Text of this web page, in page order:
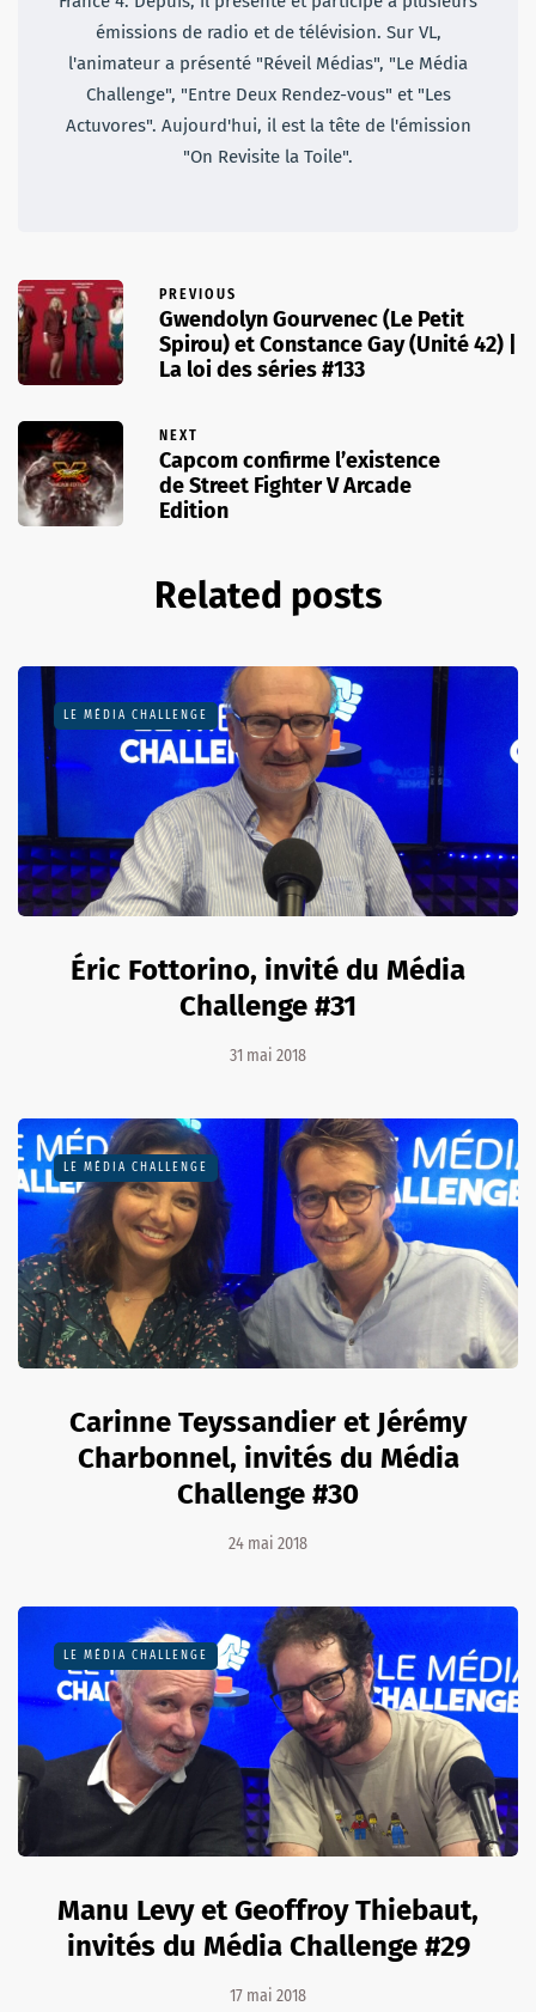
émissions de radio et de télévision. Sur VL,
l'animateur a présenté "Réveil Médias", "Le Média
Challenge", "Entre Deux Rendez-vous" et "Les
Actuvores". Aujourd'hui, il est la tête de l'émission
"On Revisite la Toile".
PREVIOUS
Gwendolyn Gourvenec (Le Petit
Spirou) et Constance Gay (Unité 42) |
La loi des séries #133
NEXT
Capcom confirme l’existence
de Street Fighter V Arcade
Edition
Related posts
LE MÉDIA CHALLENGE
Éric Fottorino, invité du Média
Challenge #31
31 mai 2018
LE MÉDIA CHALLENGE
Carinne Teyssandier et Jérémy
Charbonnel, invités du Média
Challenge #30
24 mai 2018
LE MÉDIA CHALLENGE
Manu Levy et Geoffroy Thiebaut,
invités du Média Challenge #29
17 mai 2018